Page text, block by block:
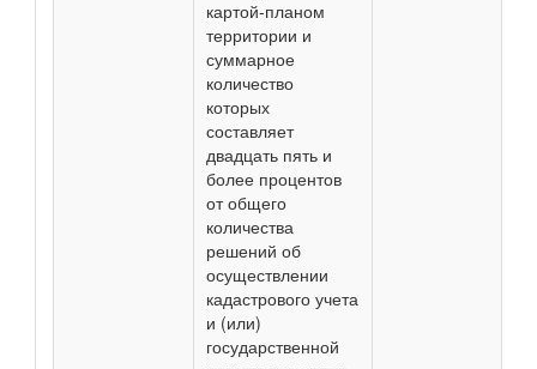
картой-планом
территории и
суммарное
количество
которых
составляет
двадцать пять и
более процентов
от общего
количества
решений об
осуществлении
кадастрового учета
и (или)
государственной